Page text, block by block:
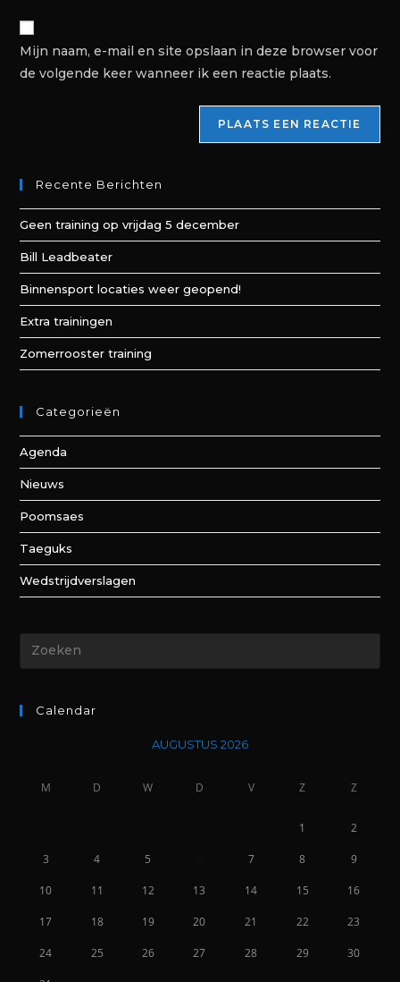
Mijn naam, e-mail en site opslaan in deze browser voor
de volgende keer wanneer ik een reactie plaats.
Recente Berichten
Geen training op vrijdag 5 december
Bill Leadbeater
Binnensport locaties weer geopend!
Extra trainingen
Zomerrooster training
Categorieën
Agenda
Nieuws
Poomsaes
Taeguks
Wedstrijdverslagen
Calendar
AUGUSTUS 2026
M D W D V Z Z
1 2
3 4 5 7 8 9
10 11 12 13 14 15 16
17 18 19 20 21 22 23
24 25 26 27 28 29 30